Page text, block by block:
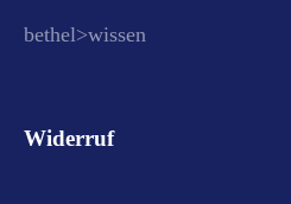
bethel>wissen
Widerruf